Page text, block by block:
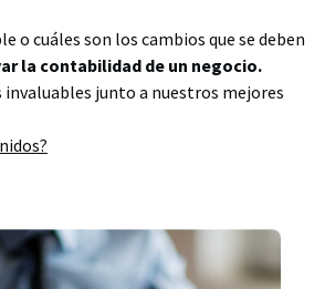
cuáles son los cambios que se deben
la contabilidad de un negocio.
junto a nuestros mejores